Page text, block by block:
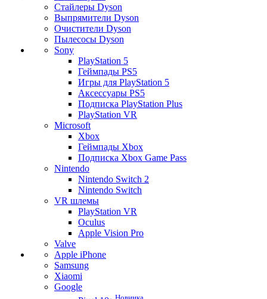
Стайлеры Dyson
Выпрямители Dyson
Очистители Dyson
Пылесосы Dyson
Sony
PlayStation 5
Геймпады PS5
Игры для PlayStation 5
Аксессуары PS5
Подписка PlayStation Plus
PlayStation VR
Microsoft
Xbox
Геймпады Xbox
Подписка Xbox Game Pass
Nintendo
Nintendo Switch 2
Nintendo Switch
VR шлемы
PlayStation VR
Oculus
Apple Vision Pro
Valve
Apple iPhone
Samsung
Xiaomi
Google
Новинка